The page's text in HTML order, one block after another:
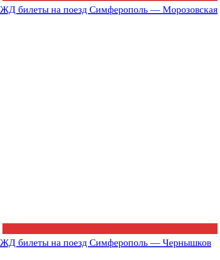
ЖД билеты на поезд Симферополь — Морозовская
ЖД билеты на поезд Симферополь — Чернышков